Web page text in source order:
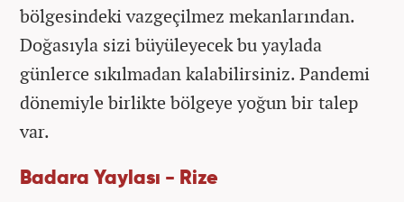
bölgesindeki vazgeçilmez mekanlarından.
Doğasıyla sizi büyüleyecek bu yaylada
günlerce sıkılmadan kalabilirsiniz. Pandemi
dönemiyle birlikte bölgeye yoğun bir talep
var.
Badara Yaylası - Rize